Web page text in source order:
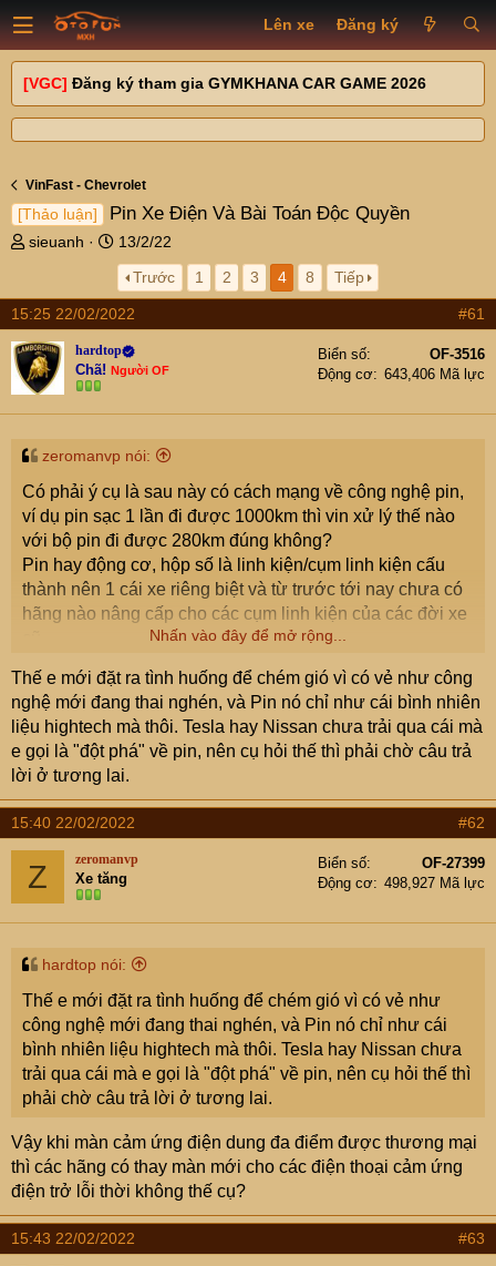
Lên xe Đăng ký
[VGC] Đăng ký tham gia GYMKHANA CAR GAME 2026
VinFast - Chevrolet
[Thảo luận] Pin Xe Điện Và Bài Toán Độc Quyền
T
e
a
d
s
t
t
r
sieuanh
N
g
à
y
g
ử
i
13/2/22
Trước
1 2 3 4 8 Tiếp
15:25 22/02/2022 #61
hardtop
Chã! Người OF
Biển số
OF-3516
Động cơ
643,406 Mã lực
zeromanvp nói:
Có phải ý cụ là sau này có cách mạng về công nghệ pin,
ví dụ pin sạc 1 lần đi được 1000km thì vin xử lý thế nào
với bộ pin đi được 280km đúng không?
Pin hay động cơ, hộp số là linh kiện/cụm linh kiện cấu
thành nên 1 cái xe riêng biệt và từ trước tới nay chưa có
hãng nào nâng cấp cho các cụm linh kiện của các đời xe
điện đời cũ của họ bao giờ chưa?
Nhấn vào đây để mở rộng...
Thế e mới đặt ra tình huống để chém gió vì có vẻ như công
nghệ mới đang thai nghén, và Pin nó chỉ như cái bình nhiên
liệu hightech mà thôi. Tesla hay Nissan chưa trải qua cái mà
e gọi là "đột phá" về pin, nên cụ hỏi thế thì phải chờ câu trả
lời ở tương lai.
15:40 22/02/2022 #62
Z zeromanvp
Xe tăng
Biển số
OF-27399
Động cơ
498,927 Mã lực
hardtop nói:
Thế e mới đặt ra tình huống để chém gió vì có vẻ như
công nghệ mới đang thai nghén, và Pin nó chỉ như cái
bình nhiên liệu hightech mà thôi. Tesla hay Nissan chưa
trải qua cái mà e gọi là "đột phá" về pin, nên cụ hỏi thế thì
phải chờ câu trả lời ở tương lai.
Vậy khi màn cảm ứng điện dung đa điểm được thương mại
thì các hãng có thay màn mới cho các điện thoại cảm ứng
điện trở lỗi thời không thế cụ?
15:43 22/02/2022 #63